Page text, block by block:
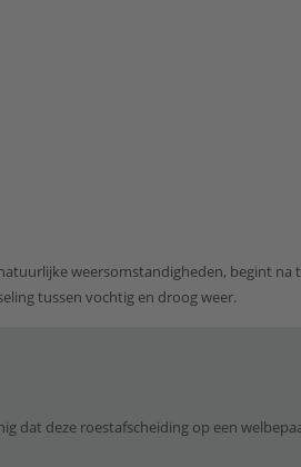
weersomstandigheden, begint na
tussen vochtig en droog weer.
dat deze roestafscheiding op een